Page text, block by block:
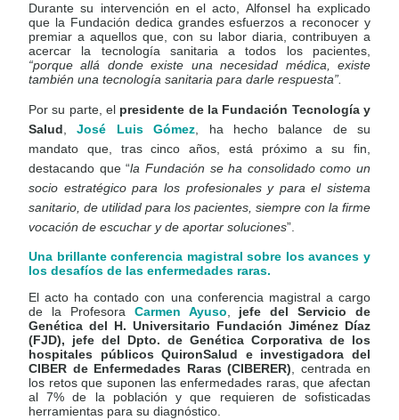
Durante su intervención en el acto, Alfonsel ha explicado
que la Fundación dedica grandes esfuerzos a reconocer y
premiar a aquellos que, con su labor diaria, contribuyen a
acercar la tecnología sanitaria a todos los pacientes,
“porque allá donde existe una necesidad médica, existe
también una tecnología sanitaria para darle respuesta”.
Por su parte, el presidente de la Fundación Tecnología y
Salud ,José Luis Gómez , ha hecho balance de su
mandato que, tras cinco años, está próximo a su fin,
destacando que “la Fundación se ha consolidado como un
socio estratégico para los profesionales y para el sistema
sanitario, de utilidad para los pacientes, siempre con la firme
vocación de escuchar y de aportar soluciones”.
Una brillante conferencia magistral sobre los avances y
los desafíos de las enfermedades raras.
El acto ha contado con una conferencia magistral a cargo
de la Profesora Carmen Ayuso, jefe del Servicio de
Genética del H. Universitario Fundación Jiménez Díaz
(FJD), jefe del Dpto. de Genética Corporativa de los
hospitales públicos QuironSalud e investigadora del
CIBER de Enfermedades Raras (CIBERER), centrada en
los retos que suponen las enfermedades raras, que afectan
al 7% de la población y que requieren de sofisticadas
herramientas para su diagnóstico.